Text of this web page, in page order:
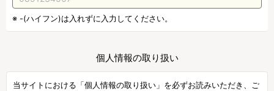
※ -(ハイフン)は入れずに入力してください。
個人情報の取り扱い
当サイトにおける「個人情報の取り扱い」を必ずお読みいただき、ご